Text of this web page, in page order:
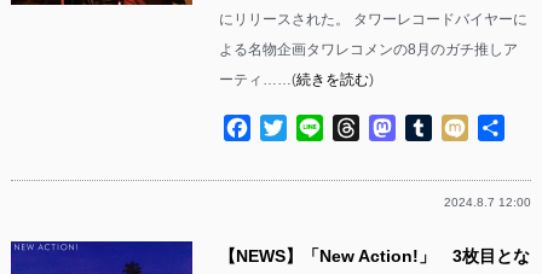
にリリースされた。 タワーレコードバイヤーに
よる名物企画タワレコメンの8月のガチ推しア
ーティ……(続きを読む)
Facebook
TwitterLine ThreadsMastodon
Tumblr
Mixi
2024.8.7 12:00
【NEWS】「New Action!」 3枚目とな